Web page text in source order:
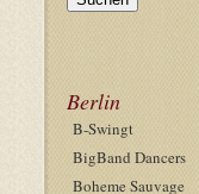
Berlin
B-Swingt
BigBand Dancers
Boheme Sauvage